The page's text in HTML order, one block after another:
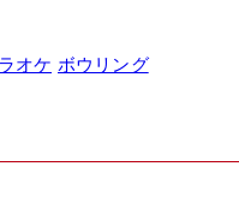
オケ ボウリング